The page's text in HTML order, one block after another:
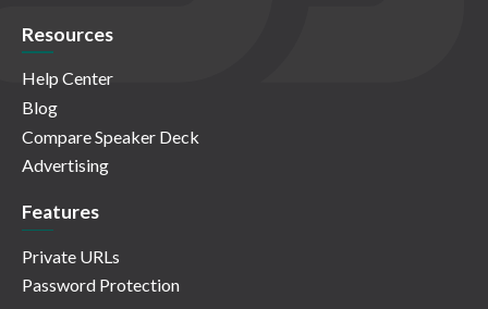
Resources
Help Center
Blog
Compare Speaker Deck
Advertising
Features
Private URLs
Password Protection